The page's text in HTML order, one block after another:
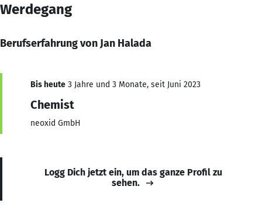
Werdegang
Berufserfahrung von Jan Halada
Bis heute 3 Jahre und 3 Monate, seit Juni 2023
Chemist
neoxid GmbH
Logg Dich jetzt ein, um das ganze Profil zu
sehen.